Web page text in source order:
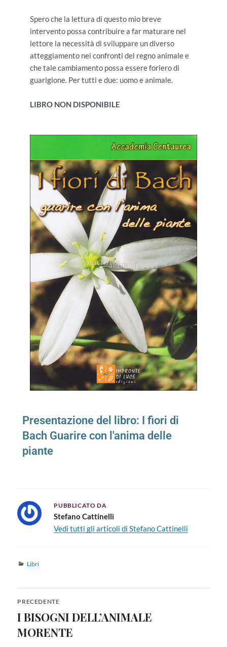
Spero che la lettura di questo mio breve
intervento possa contribuire a far maturare nel
lettore la necessità di sviluppare un diverso
atteggiamento nei confronti del regno animale e
che tale cambiamento possa essere foriero di
guarigione. Per tutti e due: uomo e animale.
LIBRO NON DISPONIBILE
Presentazione del libro: I fiori di
Bach Guarire con l'anima delle
piante
PUBBLICATO DA
Stefano Cattinelli
Vedi tutti gli articoli di Stefano Cattinelli
Libri
PRECEDENTE
I BISOGNI DELL’ANIMALE
MORENTE